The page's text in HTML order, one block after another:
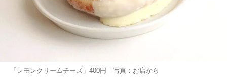
「レモンクリームチーズ」400円 写真：お店から